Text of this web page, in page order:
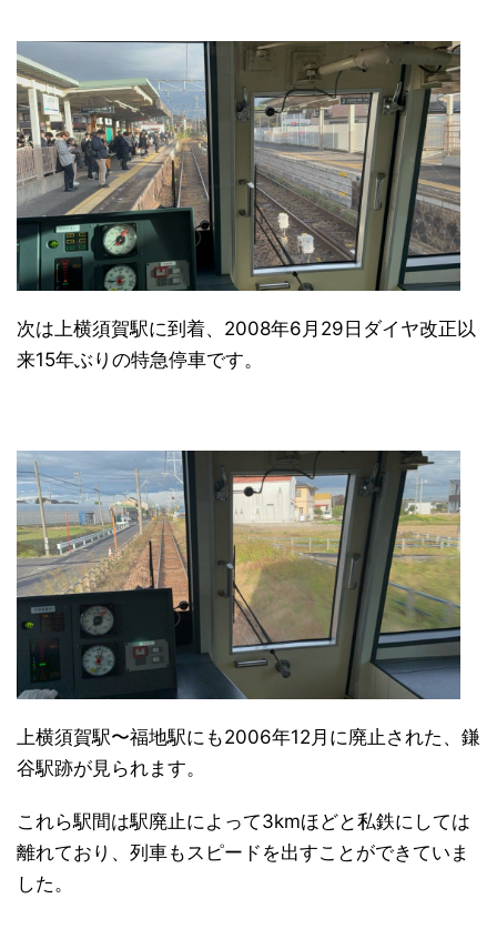
次は上横須賀駅に到着、2008年6月29日ダイヤ改正以
来15年ぶりの特急停車です。
上横須賀駅〜福地駅にも2006年12月に廃止された、鎌
谷駅跡が見られます。
これら駅間は駅廃止によって3kmほどと私鉄にしては
離れており、列車もスピードを出すことができていま
した。